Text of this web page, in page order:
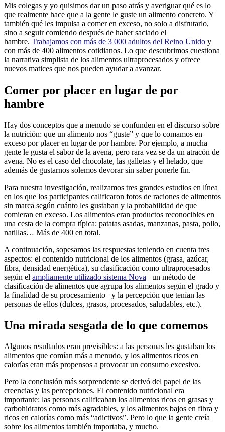
Mis colegas y yo quisimos dar un paso atrás y averiguar qué es lo
que realmente hace que a la gente le guste un alimento concreto. Y
también qué les impulsa a comer en exceso, no solo a disfrutarlo,
sino a seguir comiendo después de haber saciado el
hambre. Trabajamos con más de 3 000 adultos del Reino Unido y
con más de 400 alimentos cotidianos. Lo que descubrimos cuestiona
la narrativa simplista de los alimentos ultraprocesados y ofrece
nuevos matices que nos pueden ayudar a avanzar.
Comer por placer en lugar de por
hambre
Hay dos conceptos que a menudo se confunden en el discurso sobre
la nutrición: que un alimento nos “guste” y que lo comamos en
exceso por placer en lugar de por hambre. Por ejemplo, a mucha
gente le gusta el sabor de la avena, pero rara vez se da un atracón de
avena. No es el caso del chocolate, las galletas y el helado, que
además de gustarnos solemos devorar sin saber ponerle fin.
Para nuestra investigación, realizamos tres grandes estudios en línea
en los que los participantes calificaron fotos de raciones de alimentos
sin marca según cuánto les gustaban y la probabilidad de que
comieran en exceso. Los alimentos eran productos reconocibles en
una cesta de la compra típica: patatas asadas, manzanas, pasta, pollo,
natillas… Más de 400 en total.
A continuación, sopesamos las respuestas teniendo en cuenta tres
aspectos: el contenido nutricional de los alimentos (grasa, azúcar,
fibra, densidad energética), su clasificación como ultraprocesados
según el ampliamente utilizado sistema Nova –un método de
clasificación de alimentos que agrupa los alimentos según el grado y
la finalidad de su procesamiento– y la percepción que tenían las
personas de ellos (dulces, grasos, procesados, saludables, etc.).
Una mirada sesgada de lo que comemos
Algunos resultados eran previsibles: a las personas les gustaban los
alimentos que comían más a menudo, y los alimentos ricos en
calorías eran más propensos a provocar un consumo excesivo.
Pero la conclusión más sorprendente se derivó del papel de las
creencias y las percepciones. El contenido nutricional era
importante: las personas calificaban los alimentos ricos en grasas y
carbohidratos como más agradables, y los alimentos bajos en fibra y
ricos en calorías como más “adictivos”. Pero lo que la gente creía
sobre los alimentos también importaba, y mucho.